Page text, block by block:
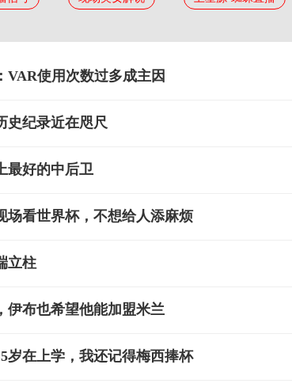
VAR使用次数过多成主因
史纪录近在咫尺
最好的中后卫
场看世界杯，不想给人添麻烦
立柱
伊布也希望他能加盟米兰
岁在上学，我还记得梅西捧杯